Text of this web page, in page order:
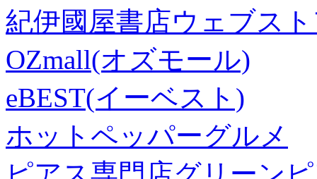
紀伊國屋書店ウェブス
OZmall(オズモール)
eBEST(イーベスト)
ホットペッパーグルメ